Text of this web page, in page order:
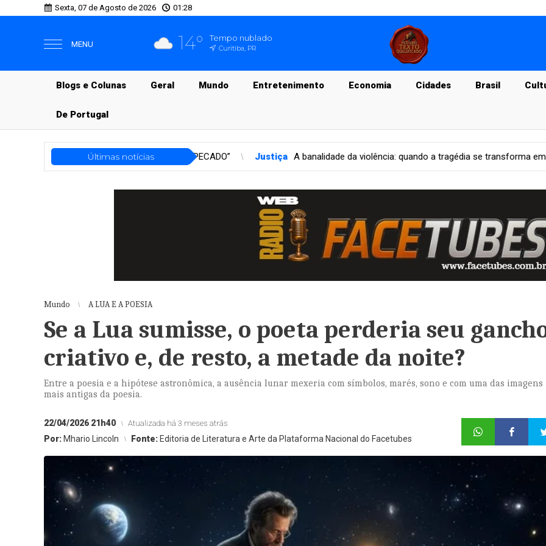
Sexta, 07 de Agosto de 2026 01:28
MENU 14° Tempo nublado
Curitiba, PR
Blogs e Colunas Geral Mundo Entretenimento Economia Cidades Brasil
De Portugal
Últimas notícias
Justiça A banalidade da violência: quando a tragédia se transforma em rotina jornalística Mundo
Mundo A LUA E A POESIA
Se a Lua sumisse, o poeta perderia seu
criativo e, de resto, a metade da noite?
Entre a poesia e a hipótese astronômica, a ausência lunar mexeria com símbolos, marés, sono e com uma das imagens
mais antigas da poesia.
22/04/2026 21h40 Atualizada há 3 meses atrás
Por: Mhario Lincoln Fonte: Editoria de Literatura e Arte da Plataforma Nacional do Facetubes